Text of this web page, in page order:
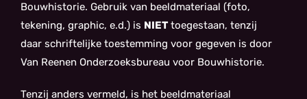
Bouwhistorie. Gebruik van beeldmateriaal (foto,
tekening, graphic, e.d.) is NIETtoegestaan, tenzij
daar schriftelijke toestemming voor gegeven is door
Van Reenen Onderzoeksbureau voor Bouwhistorie.
Tenzij anders vermeld, is het beeldmateriaal